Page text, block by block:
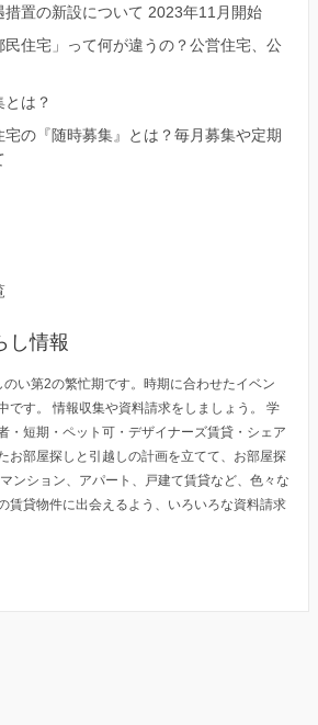
置の新設について 2023年11月開始
民住宅」って何が違うの？公営住宅、公
は？
宅の『随時募集』とは？毎月募集や定期
し情報
い第2の繁忙期です。時期に合わせたイベン
です。 情報収集や資料請求をしましょう。 学
・短期・ペット可・デザイナーズ賃貸・シェア
お部屋探しと引越しの計画を立てて、お部屋探
ンション、アパート、戸建て賃貸など、色々な
賃貸物件に出会えるよう、いろいろな資料請求